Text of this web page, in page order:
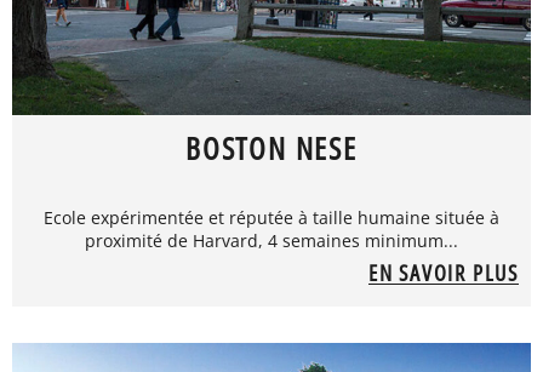
BOSTON NESE
Ecole expérimentée et réputée à taille humaine située à
proximité de Harvard, 4 semaines minimum...
EN SAVOIR PLUS